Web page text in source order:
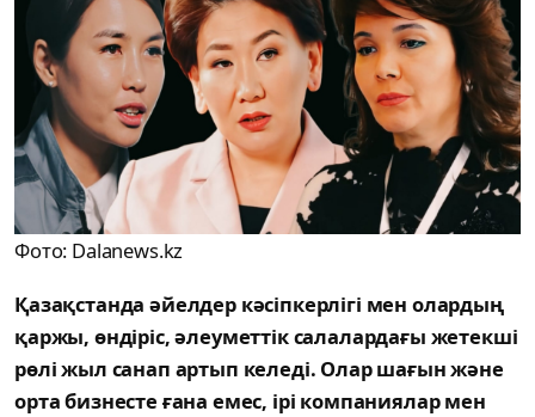
Фото: Dalanews.kz
Қазақстанда әйелдер кәсіпкерлігі мен олардың
қаржы, өндіріс, әлеуметтік салалардағы жетекші
рөлі жыл санап артып келеді. Олар шағын және
орта бизнесте ғана емес, ірі компаниялар мен